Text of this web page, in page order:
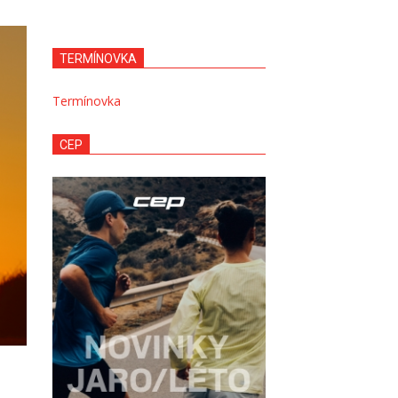
TERMÍNOVKA
Termínovka
CEP